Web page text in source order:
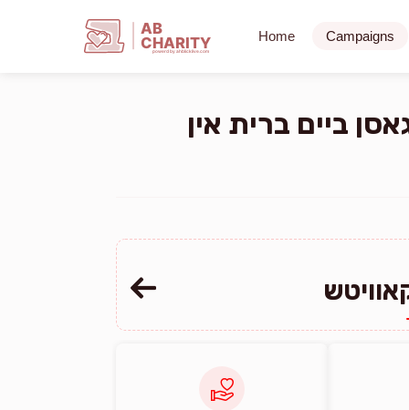
AB
CHARITY
powerd by ahblicklive.com
Home Campaigns
ביים ברית אין